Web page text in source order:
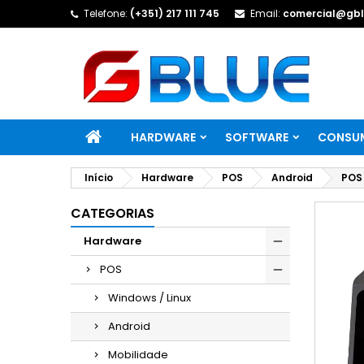
Telefone: (+351) 217 111 745 Email:
HARDWARE SOFTWARE
Início Hardware POS Android
CATEGORIAS
Hardware
POS
Windows / Linux
Android
Mobilidade